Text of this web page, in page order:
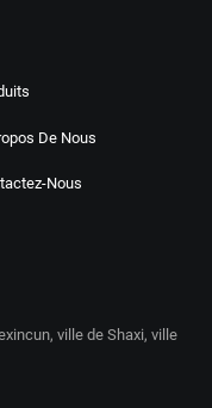
De Nous
Nous
ville de Shaxi, ville